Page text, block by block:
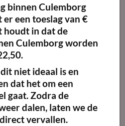
RCA
1194 mm (BxDxH)
mm (BxDxH)
microfoon met XLR aansluiting
binnen Culemborg
een toeslag van €
houdt in dat de
Culemborg worden
niet ideaal is en
dat het om een
gaat. Zodra de
dalen, laten we de
vervallen.